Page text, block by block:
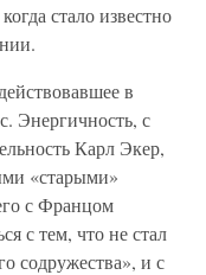
стало известно
в
Энергичность, с
Карл Экер,
«старыми»
с Францом
с тем, что не стал
содружества», и с